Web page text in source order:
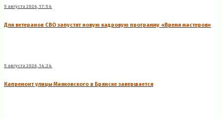
5 августа 2026, 17:54
Для ветеранов СВО запустят новую кадровую программу «Время мастеров»
5 августа 2026, 14:24
Капремонт улицы Маяковского в Брянске завершается